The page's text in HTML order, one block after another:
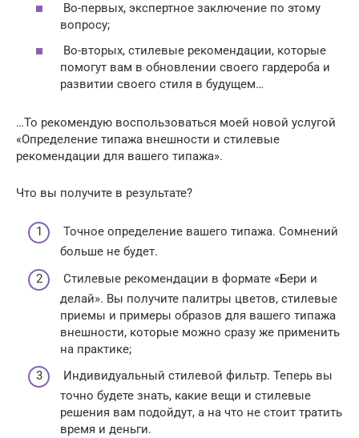
Во-первых, экспертное заключение по этому
вопросу;
Во-вторых, стилевые рекомендации, которые
помогут вам в обновлении своего гардероба и
развитии своего стиля в будущем…
…То рекомендую воспользоваться моей новой услугой
«Определение типажа внешности и стилевые
рекомендации для вашего типажа».
Что вы получите в результате?
Точное определение вашего типажа. Сомнений
больше не будет.
Стилевые рекомендации в формате «Бери и
делай». Вы получите палитры цветов, стилевые
приемы и примеры образов для вашего типажа
внешности, которые можно сразу же применить
на практике;
Индивидуальный стилевой фильтр. Теперь вы
точно будете знать, какие вещи и стилевые
решения вам подойдут, а на что не стоит тратить
время и деньги.